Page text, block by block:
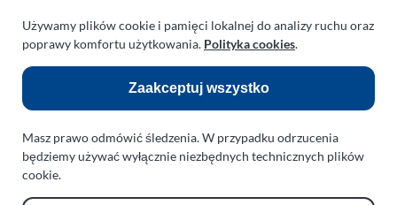
Flight Operations Consulting
Bolling Modellballone
Motopark Koszalin
Rodzina Wolarków
Używamy plików cookie i pamięci lokalnej do analizy ruchu oraz
poprawy komfortu użytkowania. Polityka cookies.
Zaakceptuj wszystko
Masz prawo odmówić śledzenia. W przypadku odrzucenia
będziemy używać wyłącznie niezbędnych technicznych plików
cookie.